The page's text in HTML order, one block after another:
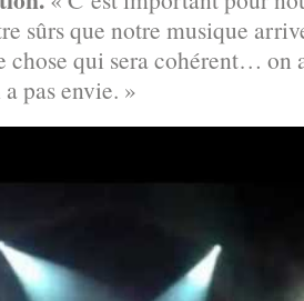
sûrs que notre musique
chose qui sera cohérent… on
pas envie. »